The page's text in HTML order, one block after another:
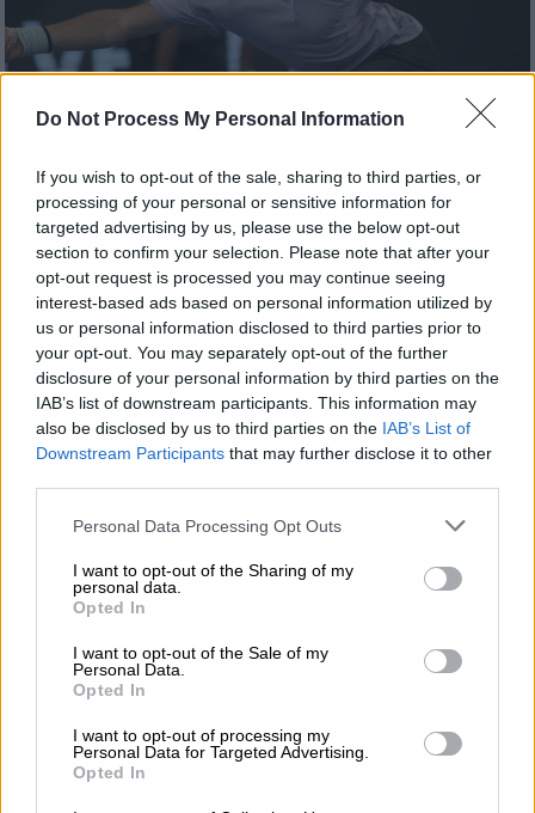
Do Not Process My Personal Information
If you wish to opt-out of the sale, sharing to third parties, or
processing of your personal or sensitive information for
targeted advertising by us, please use the below opt-out
section to confirm your selection. Please note that after your
opt-out request is processed you may continue seeing
interest-based ads based on personal information utilized by
us or personal information disclosed to third parties prior to
your opt-out. You may separately opt-out of the further
disclosure of your personal information by third parties on the
IAB’s list of downstream participants. This information may
also be disclosed by us to third parties on the IAB’s List of
Downstream Participants that may further disclose it to other
Please note that this website/app uses one or more Google
not limited to your visit or usage behaviour. You may click to
grant or deny consent to Google and its third-party tags to
use your data for below specified purposes in below Google
consent section.
Personal Data Processing Opt Outs
I want to opt-out of the Sharing of my
personal data.
Opted In
I want to opt-out of the Sale of my
Personal Data.
Opted In
I want to opt-out of processing my
Personal Data for Targeted Advertising.
Opted In
Κατακτητής της Μασσαλίας ο Στέφανος
Τσιτσιπάς!
Ο κορυφαίος Ελληνας τενίστας επικράτησε
για δεύτερη σερί χρονιά στο ATP της
Μασσαλίας
Αθλητισμός|21.06.2019 18:26
Τσιτσιπάς: Τον απέκλεισε από τα
ημιτελικά ο «κακός δαίμονας»
Πέμπτη ήττα σε ισάριθμους αγώνες με τον